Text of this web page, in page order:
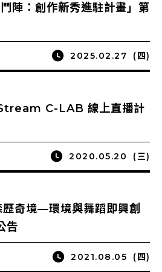
陣：創作新秀進駐計畫」第
2025.02.27 (四)
C-LAB 線上直播計
2020.05.20 (三)
奇境—環境與舞蹈即興創
告
2021.08.05 (四)